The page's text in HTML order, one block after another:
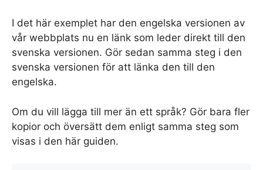
I det här exemplet har den engelska versionen av
vår webbplats nu en länk som leder direkt till den
svenska versionen. Gör sedan samma steg i den
svenska versionen för att länka den till den
engelska.
Om du vill lägga till mer än ett språk? Gör bara fler
kopior och översätt dem enligt samma steg som
visas i den här guiden.